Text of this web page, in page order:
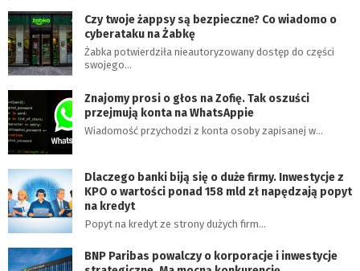
Czy twoje żappsy są bezpieczne? Co wiadomo o
cyberataku na Żabkę
Żabka potwierdziła nieautoryzowany dostęp do części
swojego…
Znajomy prosi o głos na Zofię. Tak oszuści
przejmują konta na WhatsAppie
Wiadomość przychodzi z konta osoby zapisanej w…
Dlaczego banki biją się o duże firmy. Inwestycje z
KPO o wartości ponad 158 mld zł napędzają popyt
na kredyt
Popyt na kredyt ze strony dużych firm…
BNP Paribas powalczy o korporacje i inwestycje